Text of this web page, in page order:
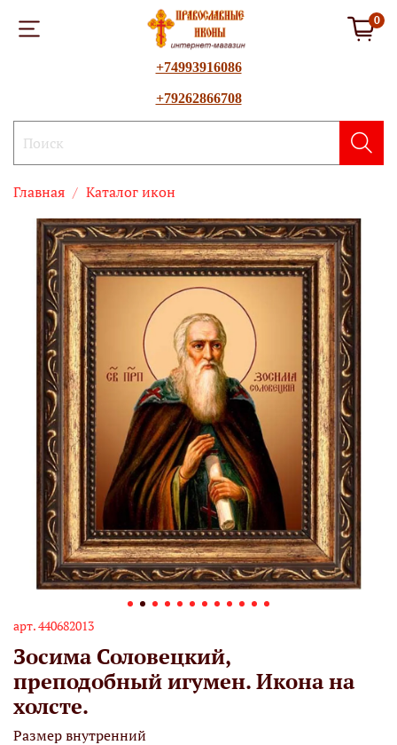
0
+74993916086
+79262866708
Главная Каталог икон
арт.440682013
Зосима Соловецкий,
преподобный игумен. Икона на
холсте.
Размер внутренний